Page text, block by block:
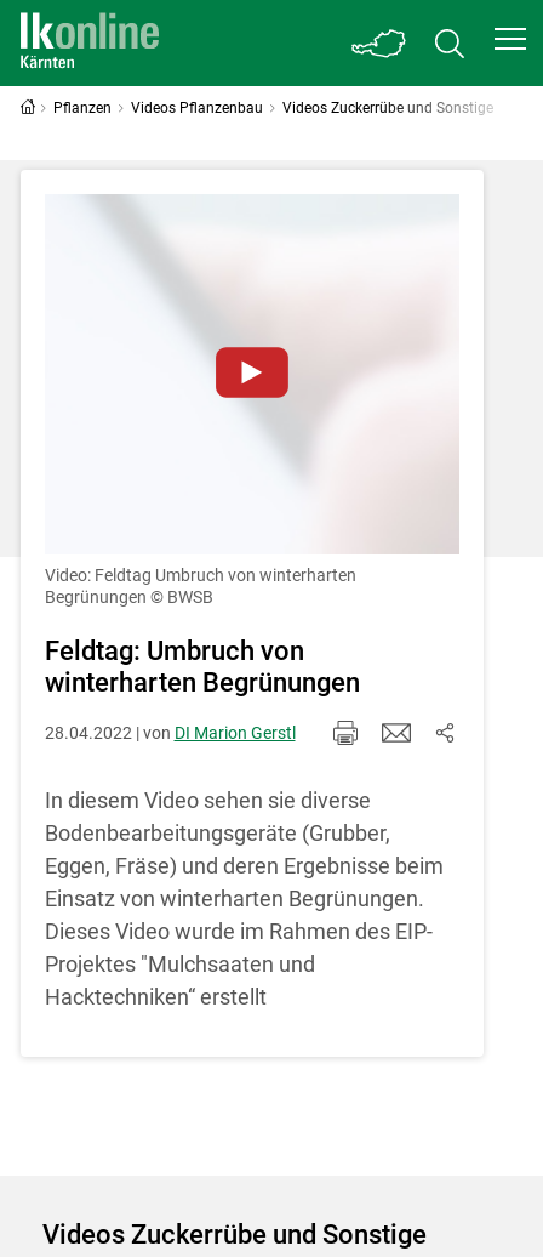
Skip to main content
Pflanzen Videos Pflanzenbau Videos Zuckerrübe und Sonstige
Einstellungen jederzeit einsehen und
korrigieren
Akzeptieren
Video: Feldtag Umbruch von winterharten
Begrünungen © BWSB
Feldtag: Umbruch von
winterharten Begrünungen
28.04.2022 | von DI Marion Gerstl
In diesem Video sehen sie diverse
Bodenbearbeitungsgeräte (Grubber,
Eggen, Fräse) und deren Ergebnisse beim
Einsatz von winterharten Begrünungen.
Dieses Video wurde im Rahmen des EIP-
Projektes "Mulchsaaten und
Hacktechniken“ erstellt
Videos Zuckerrübe und Sonstige